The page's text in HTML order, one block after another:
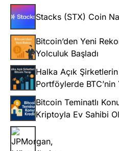
Stacks (STX) Coin
Bitcoin’den Yeni
Yolculuk Başladı
Halka Açık
Portföylerde BTC’nin
Bitcoin Teminatlı
Kriptoyla Ev Sahibi